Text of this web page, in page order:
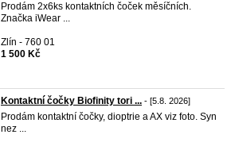
Prodám 2x6ks kontaktních čoček měsíčních.
Značka iWear ...
Zlín - 760 01
1 500 Kč
Kontaktní čočky Biofinity tori ... - [5.8. 2026]
Prodám kontaktní čočky, dioptrie a AX viz foto. Syn
nez ...